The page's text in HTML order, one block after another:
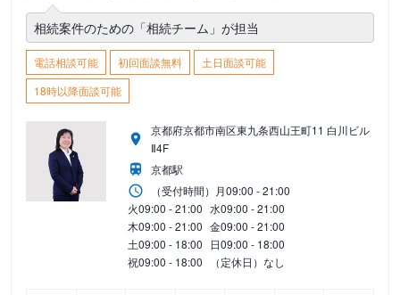
相続案件のための「相続チーム」が担当
電話相談可能 初回面談無料
土日面談可能
18時以降面談可能
京都府京都市南区東九条西山王町11 白川ビル
Ⅱ4F
京都駅
（受付時間） 月09:00 - 21:00
火09:00 - 21:00 水09:00 - 21:00
木09:00 - 21:00 金09:00 - 21:00
土09:00 - 18:00 日09:00 - 18:00
祝09:00 - 18:00 （定休日）なし